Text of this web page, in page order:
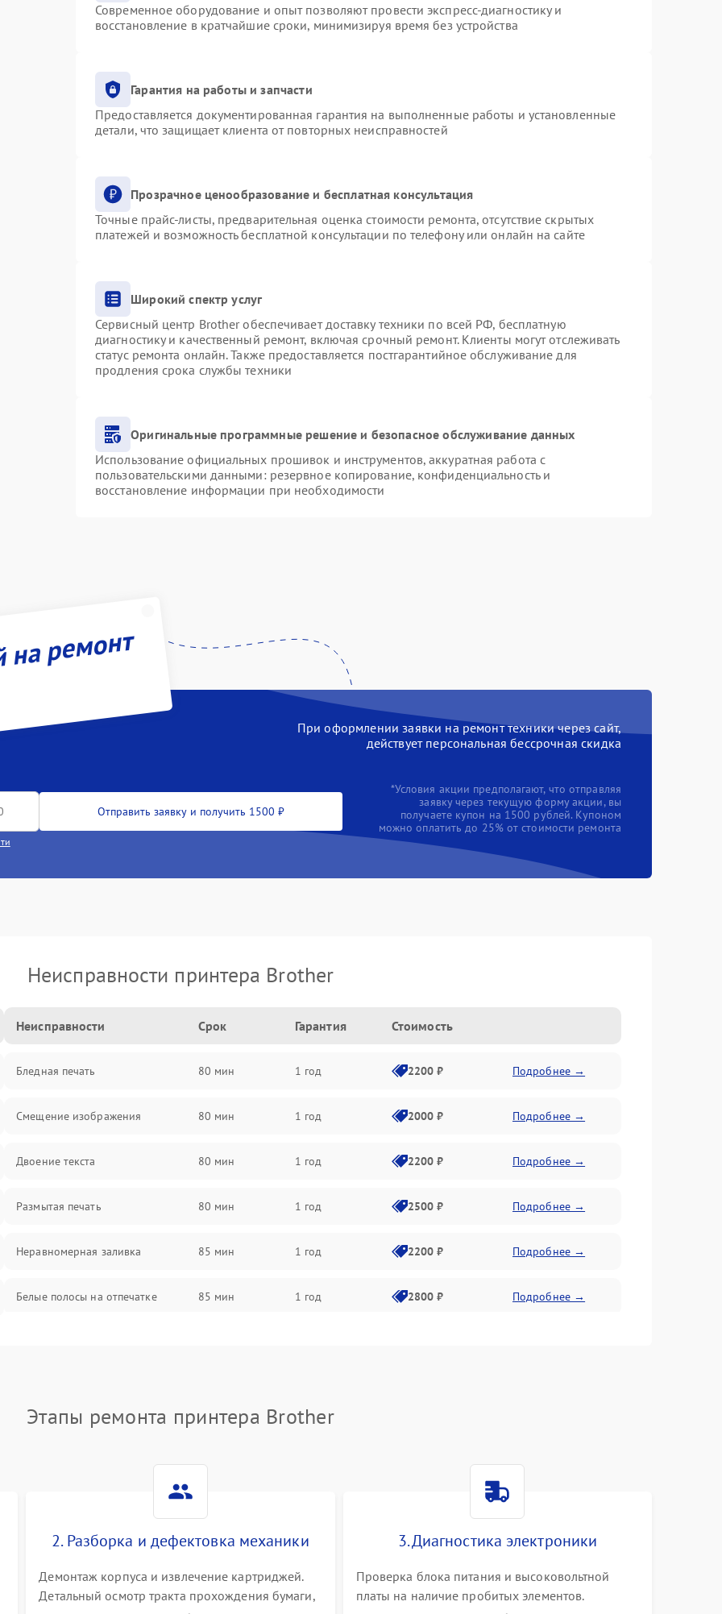
Современное оборудование и опыт позволяют провести экспресс-диагностику и
восстановление в кратчайшие сроки, минимизируя время без устройства
Гарантия на работы и запчасти
Предоставляется документированная гарантия на выполненные работы и установленные
детали, что защищает клиента от повторных неисправностей
Прозрачное ценообразование и бесплатная консультация
Точные прайс-листы, предварительная оценка стоимости ремонта, отсутствие скрытых
платежей и возможность бесплатной консультации по телефону или онлайн на сайте
Широкий спектр услуг
Сервисный центр Brother обеспечивает доставку техники по всей РФ, бесплатную
диагностику и качественный ремонт, включая срочный ремонт. Клиенты могут отслеживать
статус ремонта онлайн. Также предоставляется постгарантийное обслуживание для
продления срока службы техники
Оригинальные программные решение и безопасное обслуживание данных
Использование официальных прошивок и инструментов, аккуратная работа с
пользовательскими данными: резервное копирование, конфиденциальность и
восстановление информации при необходимости
ремонт
При оформлении заявки на ремонт техники через сайт,
действует персональная бессрочная скидка
Отправить заявку и получить 1500 ₽
*Условия акции предполагают, что отправляя
заявку через текущую форму акции, вы
получаете купон на 1500 рублей. Купоном
можно оплатить до 25% от стоимости ремонта
Неисправности принтера Brother
Неисправности Срок Гарантия Стоимость
Бледная печать 80 мин 1 год 2200 ₽ Подробнее →
Смещение изображения 80 мин 1 год 2000 ₽ Подробнее →
Двоение текста 80 мин 1 год 2200 ₽ Подробнее →
Размытая печать 80 мин 1 год 2500 ₽ Подробнее →
Неравномерная заливка 85 мин 1 год 2200 ₽ Подробнее →
Белые полосы на отпечатке 85 мин 1 год 2800 ₽ Подробнее →
Этапы ремонта принтера Brother
2. Разборка и дефектовка механики
Демонтаж корпуса и извлечение картриджей.
Детальный осмотр тракта прохождения бумаги,
3. Диагностика электроники
Проверка блока питания и высоковольтной
платы на наличие пробитых элементов.